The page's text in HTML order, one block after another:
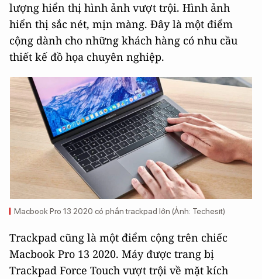
lượng hiển thị hình ảnh vượt trội. Hình ảnh
hiển thị sắc nét, mịn màng. Đây là một điểm
cộng dành cho những khách hàng có nhu cầu
thiết kế đồ họa chuyên nghiệp.
Macbook Pro 13 2020 có phần trackpad lớn (Ảnh: Techesit)
Trackpad cũng là một điểm cộng trên chiếc
Macbook Pro 13 2020. Máy được trang bị
Trackpad Force Touch vượt trội về mặt kích